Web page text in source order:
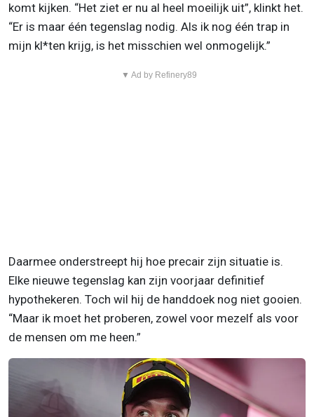
komt kijken. “Het ziet er nu al heel moeilijk uit”, klinkt het.
“Er is maar één tegenslag nodig. Als ik nog één trap in
mijn kl*ten krijg, is het misschien wel onmogelijk.”
▼ Ad by Refinery89
Daarmee onderstreept hij hoe precair zijn situatie is.
Elke nieuwe tegenslag kan zijn voorjaar definitief
hypothekeren. Toch wil hij de handdoek nog niet gooien.
“Maar ik moet het proberen, zowel voor mezelf als voor
de mensen om me heen.”